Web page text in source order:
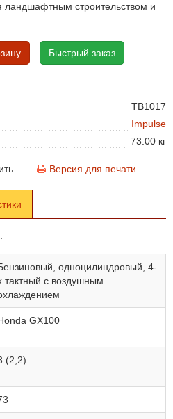
строительством и
Быстрый заказ
TB1017
Impulse
73.00 кг
Версия для печати
одноцилиндровый, 4-
тактный с воздушным
GX100
(2,2)